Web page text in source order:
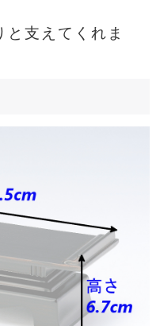
支えてくれま